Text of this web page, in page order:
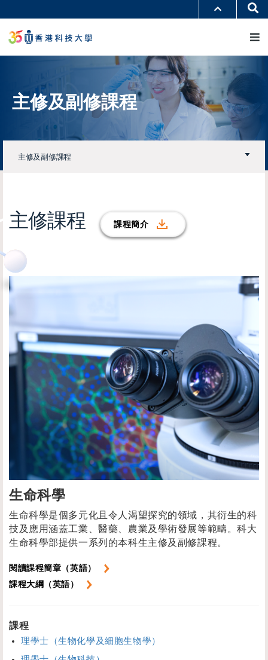
至
容
生活@科大
校園地圖及指南
工作@科大
認識科大
主修及副修課程
主修及副修課程
主修課程 課程簡介
生命科學
生命科學是個多元化且令人渴望探究的領域，其衍生的科
技及應用涵蓋工業、醫藥、農業及學術發展等範疇。科大
生命科學部提供一系列的本科生主修及副修課程。
閱讀課程簡章（英語）
課程大綱（英語）
課程
理學士（生物化學及細胞生物學）